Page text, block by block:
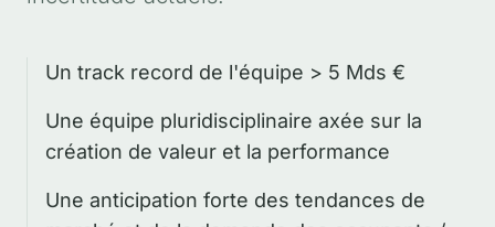
Un track record de l'équipe > 5 Mds €
Une équipe pluridisciplinaire axée sur la
création de valeur et la performance
Une anticipation forte des tendances de